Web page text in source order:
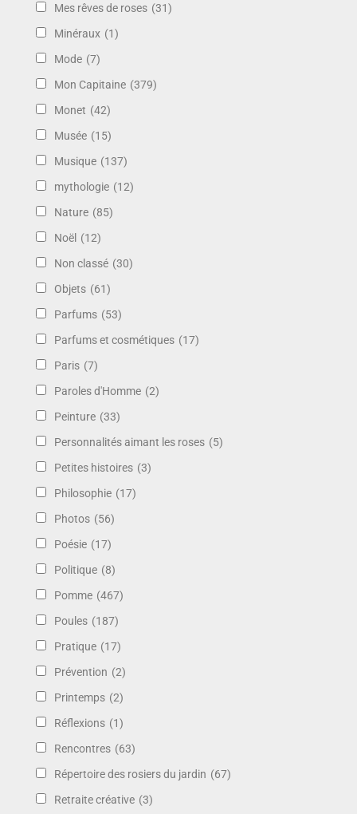
Mes rêves de roses (31)
Minéraux (1)
Mode (7)
Mon Capitaine (379)
Monet (42)
Musée (15)
Musique (137)
mythologie (12)
Nature (85)
Noël (12)
Non classé (30)
Objets (61)
Parfums (53)
Parfums et cosmétiques (17)
Paris (7)
Paroles d'Homme (2)
Peinture (33)
Personnalités aimant les roses (5)
Petites histoires (3)
Philosophie (17)
Photos (56)
Poésie (17)
Politique (8)
Pomme (467)
Poules (187)
Pratique (17)
Prévention (2)
Printemps (2)
Réflexions (1)
Rencontres (63)
Répertoire des rosiers du jardin (67)
Retraite créative (3)